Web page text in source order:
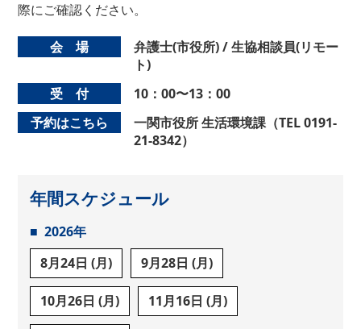
際にご確認ください。
会 場
弁護士(市役所) / 生協相談員(リモー
ト)
受 付
10：00〜13：00
予約はこちら
一関市役所 生活環境課（TEL 0191-
21-8342）
年間スケジュール
2026年
8月24日 (月)
9月28日 (月)
10月26日 (月) 11月16日 (月)